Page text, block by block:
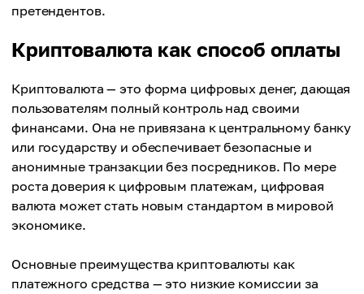
претендентов.
Криптовалюта как способ оплаты
Криптовалюта — это форма цифровых денег, дающая
пользователям полный контроль над своими
финансами. Она не привязана к центральному банку
или государству и обеспечивает безопасные и
анонимные транзакции без посредников. По мере
роста доверия к цифровым платежам, цифровая
валюта может стать новым стандартом в мировой
экономике.
Основные преимущества криптовалюты как
платежного средства — это низкие комиссии за